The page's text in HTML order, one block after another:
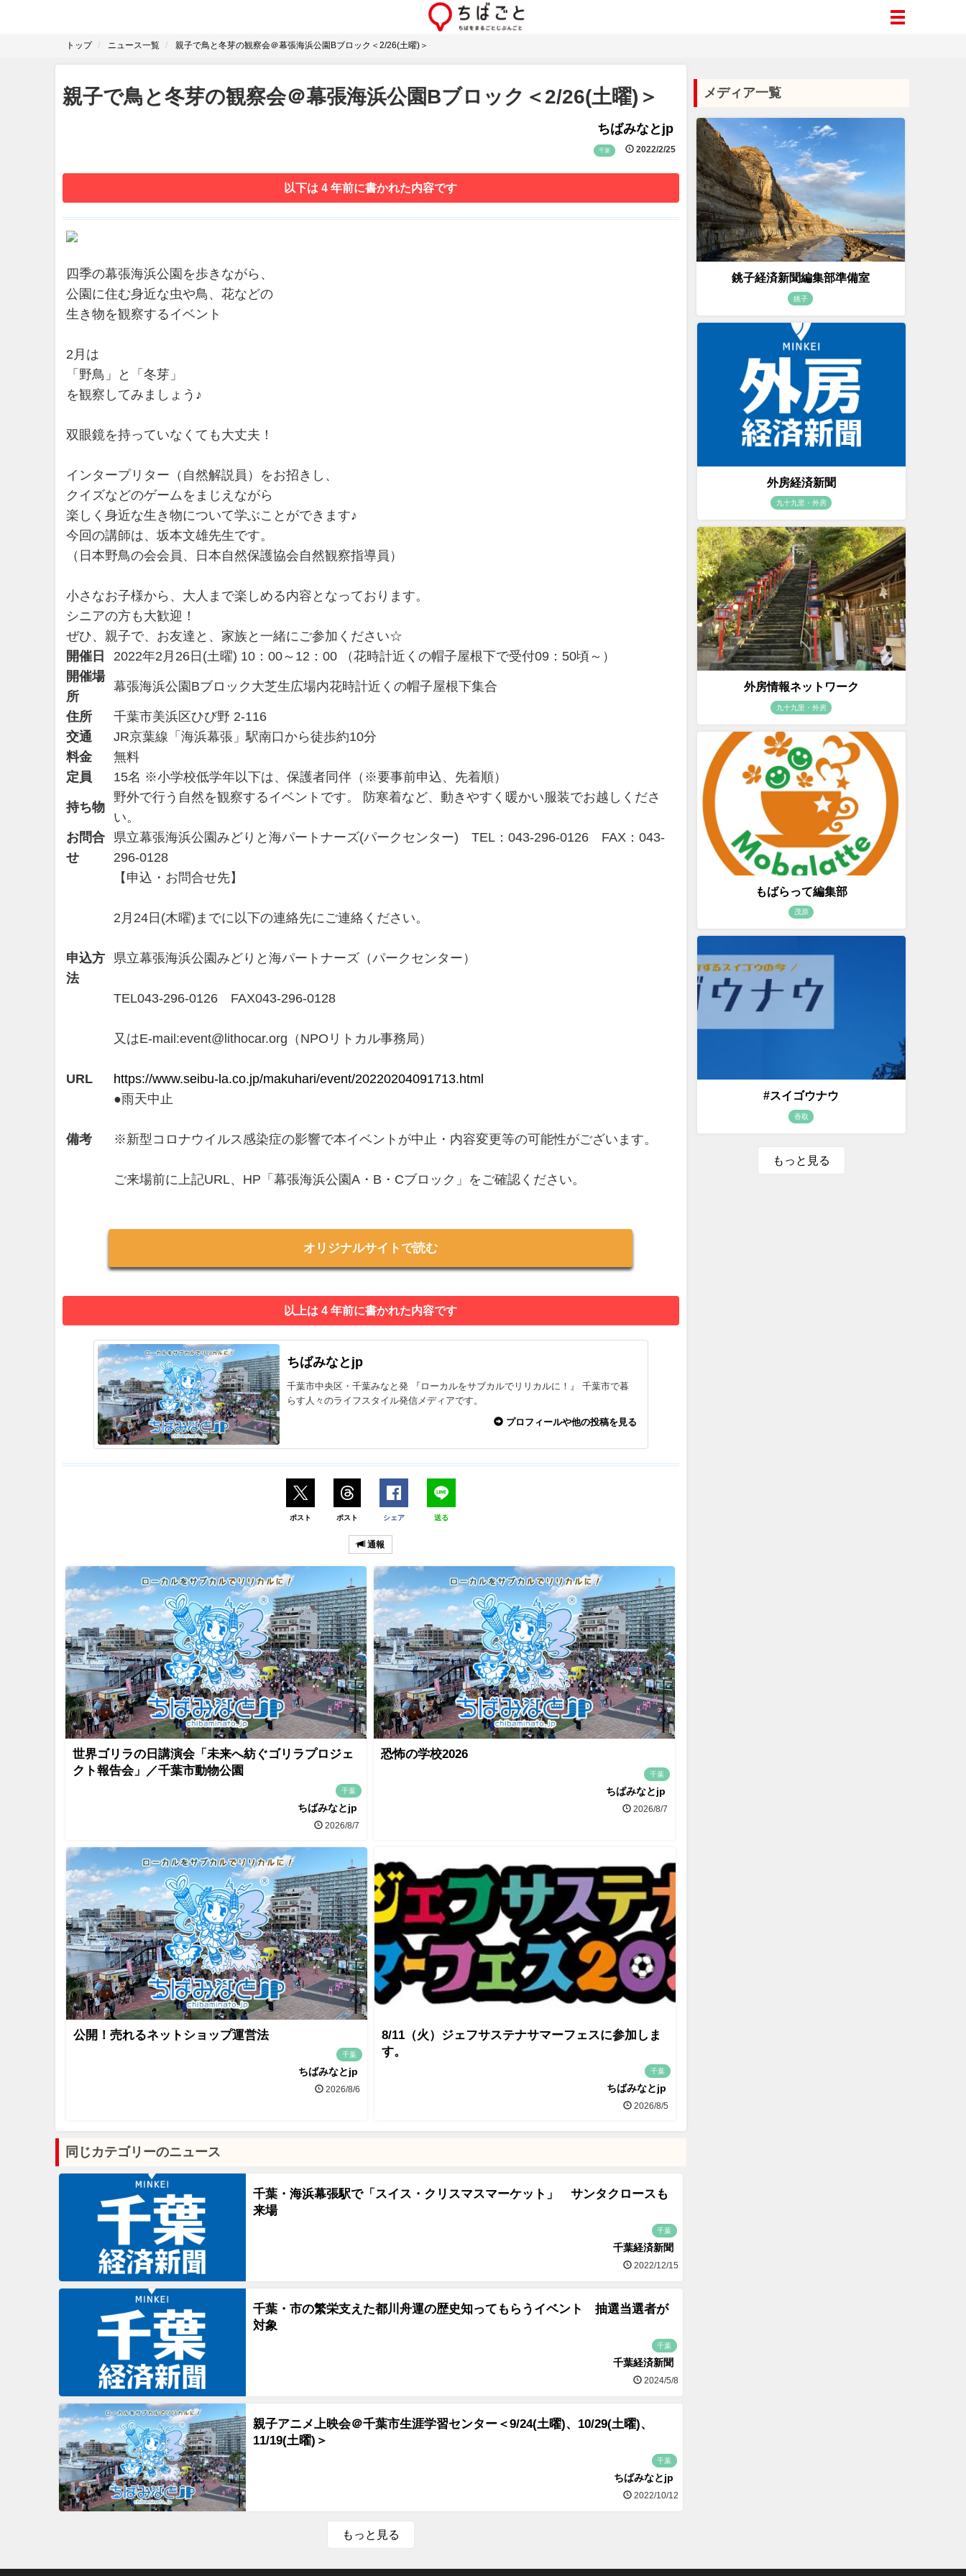
トップ ニュース一覧 親子で鳥と冬芽の観察会＠幕張海浜公園Bブロック＜2/26(土曜)＞
親子で鳥と冬芽の観察会＠幕張海浜公園Bブロック＜2/26(土曜)＞
ちばみなとjp
千葉 2022/2/25
以下は 4 年前に書かれた内容です
四季の幕張海浜公園を歩きながら、
公園に住む身近な虫や鳥、花などの
生き物を観察するイベント
2月は
「野鳥」と「冬芽」
を観察してみましょう♪
双眼鏡を持っていなくても大丈夫！
インタープリター（自然解説員）をお招きし、
クイズなどのゲームをまじえながら
楽しく身近な生き物について学ぶことができます♪
今回の講師は、坂本文雄先生です。
（日本野鳥の会会員、日本自然保護協会自然観察指導員）
小さなお子様から、大人まで楽しめる内容となっております。
シニアの方も大歓迎！
ぜひ、親子で、お友達と、家族と一緒にご参加ください☆
開催日
2022年2月26日(土曜) 10：00～12：00 （花時計近くの帽子屋根下で受付09：50頃～）
開催場
所
幕張海浜公園Bブロック大芝生広場内花時計近くの帽子屋根下集合
住所
千葉市美浜区ひび野 2-116
交通
JR京葉線「海浜幕張」駅南口から徒歩約10分
料金
無料
定員
15名 ※小学校低学年以下は、保護者同伴（※要事前申込、先着順）
持ち物
野外で行う自然を観察するイベントです。 防寒着など、動きやすく暖かい服装でお越しくださ
い。
お問合
せ
県立幕張海浜公園みどりと海パートナーズ(パークセンター) TEL：043-296-0126 FAX：043-
296-0128
申込方
法
【申込・お問合せ先】
2月24日(木曜)までに以下の連絡先にご連絡ください。
県立幕張海浜公園みどりと海パートナーズ（パークセンター）
TEL043-296-0126 FAX043-296-0128
又はE-mail:event@lithocar.org（NPOリトカル事務局）
URL https://www.seibu-la.co.jp/makuhari/event/20220204091713.html
備考
●雨天中止
※新型コロナウイルス感染症の影響で本イベントが中止・内容変更等の可能性がございます。
ご来場前に上記URL、HP「幕張海浜公園A・B・Cブロック」をご確認ください。
オリジナルサイトで読む
以上は 4 年前に書かれた内容です
ちばみなとjp
千葉市中央区・千葉みなと発 『ローカルをサブカルでリリカルに！』 千葉市で暮
らす人々のライフスタイル発信メディアです。
プロフィールや他の投稿を見る
ポスト ポスト シェア 送る
通報
世界ゴリラの日講演会「未来へ紡ぐゴリラプロジェ
クト報告会」／千葉市動物公園
千葉
ちばみなとjp
2026/8/7
恐怖の学校2026
千葉
ちばみなとjp
2026/8/7
公開！売れるネットショップ運営法
千葉
ちばみなとjp
2026/8/6
8/11（火）ジェフサステナサマーフェスに参加しま
す。
千葉
ちばみなとjp
2026/8/5
同じカテゴリーのニュース
千葉・海浜幕張駅で「スイス・クリスマスマーケット」 サンタクロースも
来場
千葉
千葉経済新聞
2022/12/15
千葉・市の繁栄支えた都川舟運の歴史知ってもらうイベント 抽選当選者が
対象
千葉
千葉経済新聞
2024/5/8
親子アニメ上映会＠千葉市生涯学習センター＜9/24(土曜)、10/29(土曜)、
11/19(土曜)＞
千葉
ちばみなとjp
2022/10/12
もっと見る
メディア一覧
銚子経済新聞編集部準備室
銚子
外房経済新聞
九十九里・外房
外房情報ネットワーク
九十九里・外房
もばらって編集部
茂原
#スイゴウナウ
香取
もっと見る